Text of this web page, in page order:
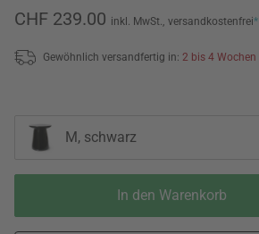
CHF 239.00 inkl. MwSt., versandkostenfrei*
Gewöhnlich versandfertig in: 2 bis 4 Wochen
M, schwarz
In den Warenkorb